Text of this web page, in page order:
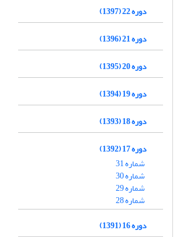
دوره 22 (1397)
دوره 21 (1396)
دوره 20 (1395)
دوره 19 (1394)
دوره 18 (1393)
دوره 17 (1392)
شماره 31
شماره 30
شماره 29
شماره 28
دوره 16 (1391)